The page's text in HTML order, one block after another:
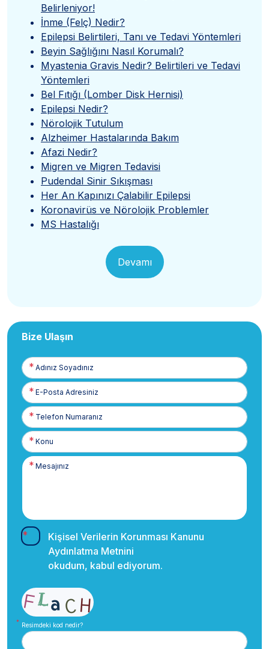
Belirleniyor!
İnme (Felç) Nedir?
Epilepsi Belirtileri, Tanı ve Tedavi Yöntemleri
Beyin Sağlığını Nasıl Korumalı?
Myastenia Gravis Nedir? Belirtileri ve Tedavi
Yöntemleri
Bel Fıtığı (Lomber Disk Hernisi)
Epilepsi Nedir?
Nörolojik Tutulum
Alzheimer Hastalarında Bakım
Afazi Nedir?
Migren ve Migren Tedavisi
Pudendal Sinir Sıkışması
Her An Kapınızı Çalabilir Epilepsi
Koronavirüs ve Nörolojik Problemler
MS Hastalığı
Devamı
Bize Ulaşın
Adınız
Soyadınız
E-
Posta
Telefon
Numaranız
Kişisel Verilerin Korunması Kanunu
Aydınlatma Metnini
okudum, kabul ediyorum.
Resimdeki kod nedir?